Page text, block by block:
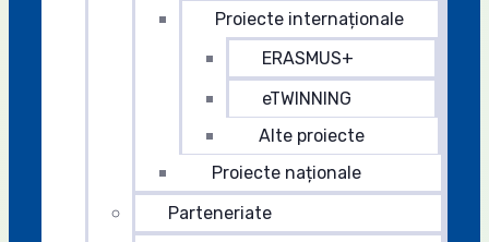
Proiecte internaționale
ERASMUS+
eTWINNING
Alte proiecte
Proiecte naționale
Parteneriate